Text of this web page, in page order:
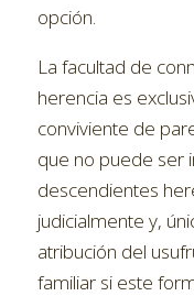
opción.
La facultad de
herencia es
conviviente de
que no puede ser
descendientes
judicialmente y,
atribución del
familiar si este